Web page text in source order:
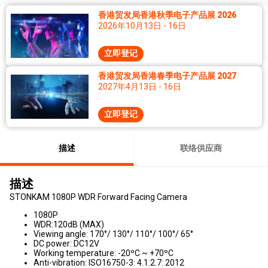
香港贸发局香港秋季电子产品展 2026
2026年10月13日 - 16日
立即登记
香港贸发局香港春季电子产品展 2027
2027年4月13日 - 16日
立即登记
描述 联络供应商
描述
STONKAM 1080P WDR Forward Facing Camera
1080P
WDR:120dB (MAX)
Viewing angle: 170°/ 130°/ 110°/ 100°/ 65°
DC power: DC12V
Working temperature: -20ºC ~ +70ºC
Anti-vibration: ISO16750-3: 4.1.2.7: 2012